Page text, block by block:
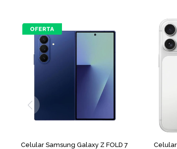
Celular Samsung Galaxy Z FOLD 7
COMPARAR
Celular